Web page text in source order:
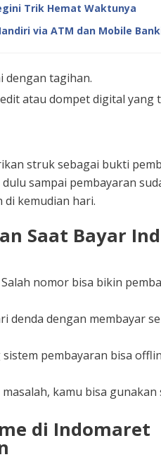
Trik Hemat Waktunya
via ATM dan Mobile
dengan tagihan.
atau dompet digital yang
struk sebagai bukti
sampai pembayaran
kemudian hari.
Saat Bayar
nomor bisa bikin
denda dengan membayar
sistem pembayaran bisa
masalah, kamu bisa
di Indomaret